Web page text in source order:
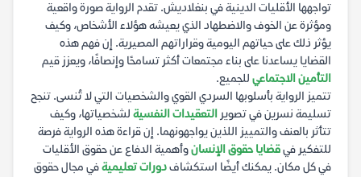
تواجهها الأقليات الدينية في بنغلاديش. تقدم الرواية صورة واقعية
ومؤثرة عن الخوف والاضطهاد الذي يعيشه هؤلاء الأشخاص، وكيف
يؤثر ذلك على حياتهم اليومية وقراراتهم المصيرية. إن فهم هذه
القضايا يساعدنا على بناء مجتمعات أكثر تسامحًا وإنصافًا، ويعزز قيم
التأمين الاجتماعي للجميع.
تتميز الرواية بأسلوبها السردي القوي والشخصيات التي لا تُنسى. تنجح
تسليمة نسرين في تصوير التعقيدات النفسية لشخصياتها، وكيف
تتأثر بالعنف والتمييز اللذين يواجهونهما. إن قراءة هذه الرواية فرصة
للتفكير فيقضايا حقوق الإنسانوأهمية الدفاع عن حقوق الأقليات
في كل مكان. يمكنك أيضًا استكشافدورات تعليميةفي مجال حقوق